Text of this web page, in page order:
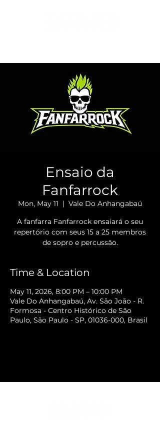
Ensaio da
Fanfarrock
Mon, May 11
  |
Vale Do Anhangabaú
A fanfarra Fanfarrock ensaiará o seu
repertório com seus 15 a 25 membros
de sopro e percussão.
Time & Location
May 11, 2026, 8:00 PM – 10:00 PM
Vale Do Anhangabaú, Av. São João - R.
Formosa - Centro Histórico de São
Paulo, São Paulo - SP, 01036-000, Brasil